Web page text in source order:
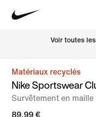
Voir toutes
Matériaux recyclés
Nike Sportswear
Survêtement en
89,99 €